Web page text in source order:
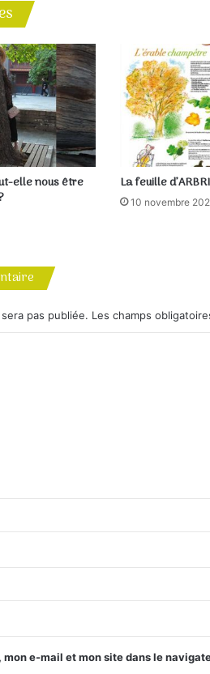
elle nous être
La feuille
10 novembre
pas publiée. Les champs
mon e-mail et mon site dans le